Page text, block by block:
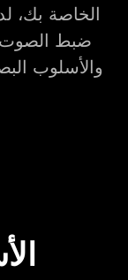
الخاصة بك،
ضبط الصوت
والأسلوب